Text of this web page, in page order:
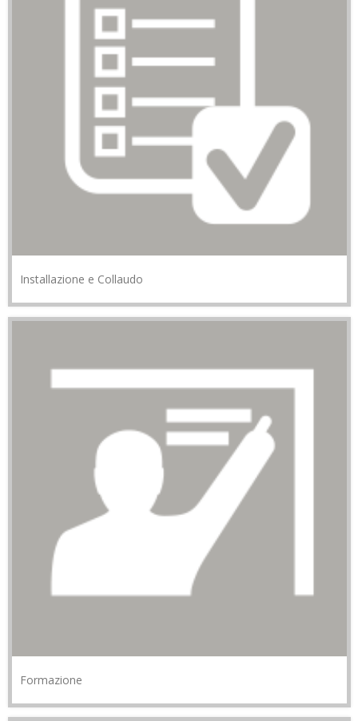
Installazione e Collaudo
Formazione